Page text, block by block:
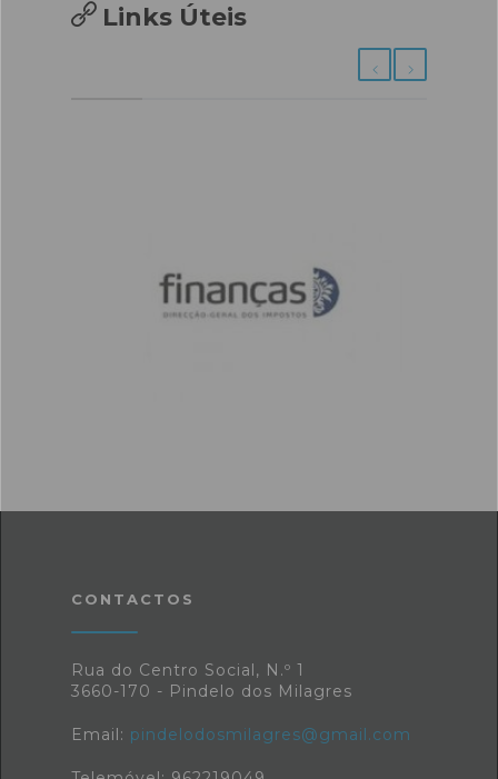
Links Úteis
CONTACTOS
Rua do Centro Social, N.º 1
3660-170 - Pindelo dos Milagres
Email: pindelodosmilagres@gmail.com